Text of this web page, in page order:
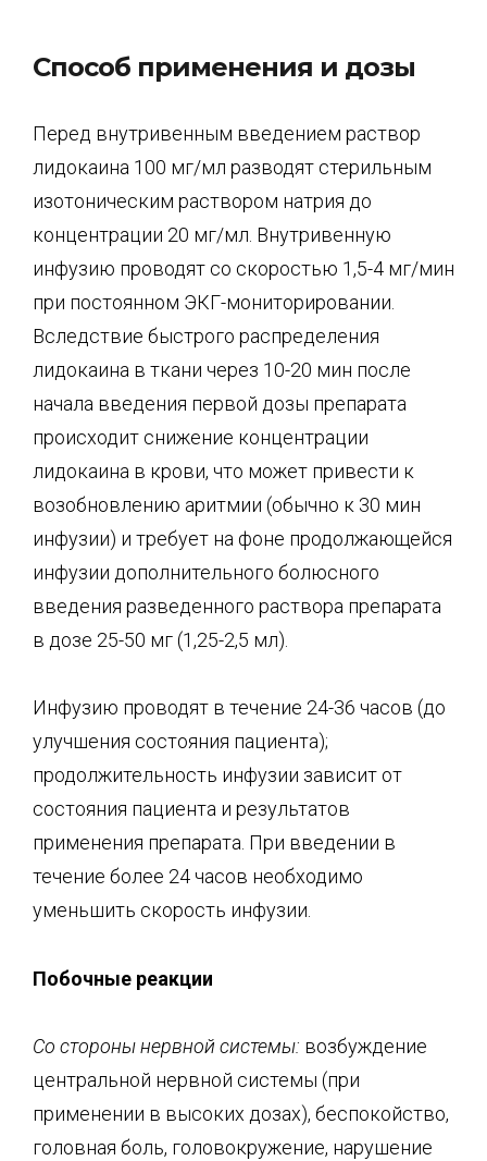
Способ применения и дозы
Перед внутривенным введением раствор
лидокаина 100 мг/мл разводят стерильным
изотоническим раствором натрия до
концентрации 20 мг/мл. Внутривенную
инфузию проводят со скоростью 1,5-4 мг/мин
при постоянном ЭКГ-мониторировании.
Вследствие быстрого распределения
лидокаина в ткани через 10-20 мин после
начала введения первой дозы препарата
происходит снижение концентрации
лидокаина в крови, что может привести к
возобновлению аритмии (обычно к 30 мин
инфузии) и требует на фоне продолжающейся
инфузии дополнительного болюсного
введения разведенного раствора препарата
в дозе 25-50 мг (1,25-2,5 мл).
Инфузию проводят в течение 24-36 часов (до
улучшения состояния пациента);
продолжительность инфузии зависит от
состояния пациента и результатов
применения препарата. При введении в
течение более 24 часов необходимо
уменьшить скорость инфузии.
Побочные реакции
Со стороны нервной системы: возбуждение
центральной нервной системы (при
применении в высоких дозах), беспокойство,
головная боль, головокружение, нарушение